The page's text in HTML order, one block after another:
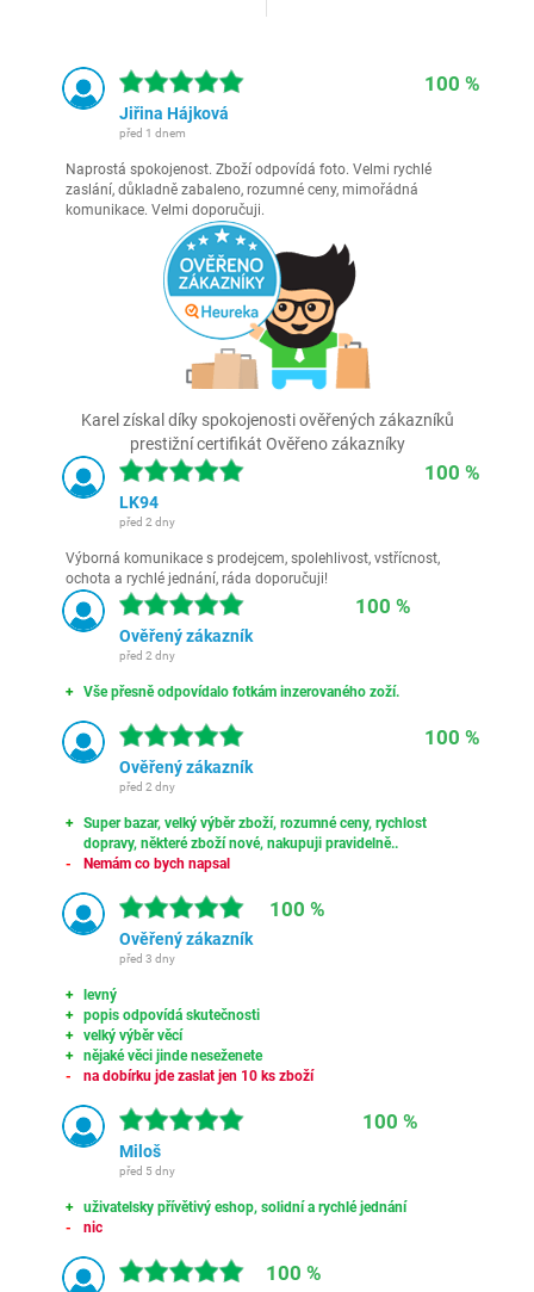
100 %
Jiřina Hájková
před 1 dnem
Naprostá spokojenost. Zboží odpovídá foto. Velmi rychlé
zaslání, důkladně zabaleno, rozumné ceny, mimořádná
komunikace. Velmi doporučuji.
Karel získal díky spokojenosti ověřených zákazníků
prestižní certifikát Ověřeno zákazníky
100 %
LK94
před 2 dny
Výborná komunikace s prodejcem, spolehlivost, vstřícnost,
ochota a rychlé jednání, ráda doporučuji!
100 %
Ověřený zákazník
před 2 dny
Vše přesně odpovídalo fotkám inzerovaného zoží.
100 %
Ověřený zákazník
před 2 dny
Super bazar, velký výběr zboží, rozumné ceny, rychlost
dopravy, některé zboží nové, nakupuji pravidelně..
Nemám co bych napsal
100 %
Ověřený zákazník
před 3 dny
levný
popis odpovídá skutečnosti
velký výběr věcí
nějaké věci jinde neseženete
na dobírku jde zaslat jen 10 ks zboží
100 %
Miloš
před 5 dny
uživatelsky přívětivý eshop, solidní a rychlé jednání
nic
100 %